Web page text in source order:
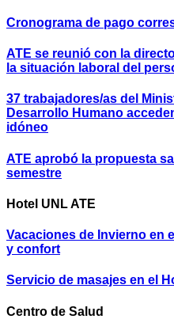
Cronograma de pago
ATE se reunió con la
la situación laboral del
37 trabajadores/as del
Desarrollo Humano
idóneo
ATE aprobó la propuesta
semestre
Hotel UNL ATE
Vacaciones de Invierno en
y confort
Servicio de masajes en el
Centro de Salud